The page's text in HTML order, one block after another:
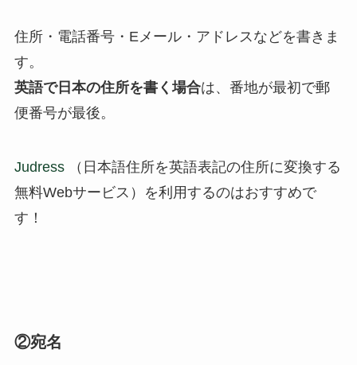
住所・電話番号・Eメール・アドレスなどを書きま
す。
英語で日本の住所を書く場合は、番地が最初で郵
便番号が最後。
Judress（日本語住所を英語表記の住所に変換する
無料Webサービス）を利用するのはおすすめで
す！
②宛名